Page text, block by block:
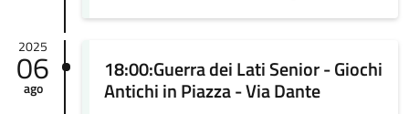
2025
06
ago
18:00:Guerra dei Lati Senior - Giochi
Antichi in Piazza - Via Dante